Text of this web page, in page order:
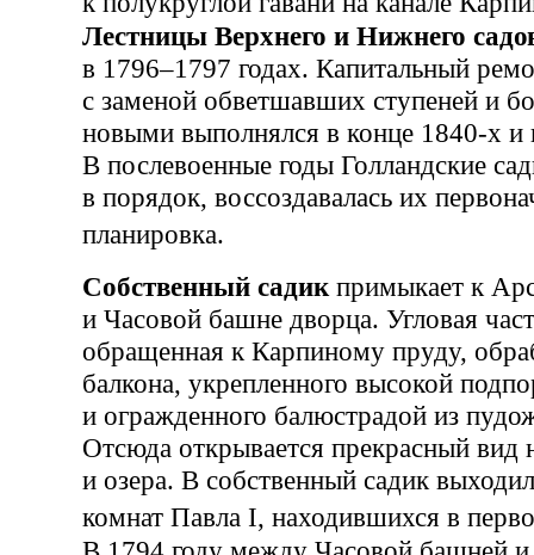
Лестницы Верхнего и Нижнего
в 1796–1797 годах. Капитальный
с заменой обветшавших ступеней и
новыми выполнялся в конце 1840-х и
В послевоенные годы Голландские
в порядок, воссоздавалась их
планировка.
Собственный садик примыкает к
и Часовой башне дворца. Угловая
обращенная к Карпиному пруду,
балкона, укрепленного высокой
и огражденного балюстрадой из
Отсюда открывается прекрасный вид
и озера. В собственный садик
комнат Павла I, находившихся в